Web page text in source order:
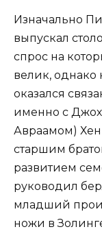
Изначально
выпускал
спрос на
велик, однако
оказался
именно с
Авраамом)
старшим
развитием
руководил
младший
ножи в